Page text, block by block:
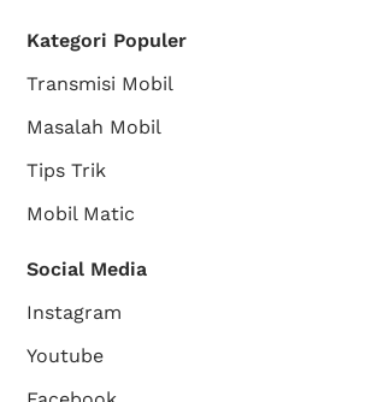
Kategori Populer
Transmisi Mobil
Masalah Mobil
Tips Trik
Mobil Matic
Social Media
Instagram
Youtube